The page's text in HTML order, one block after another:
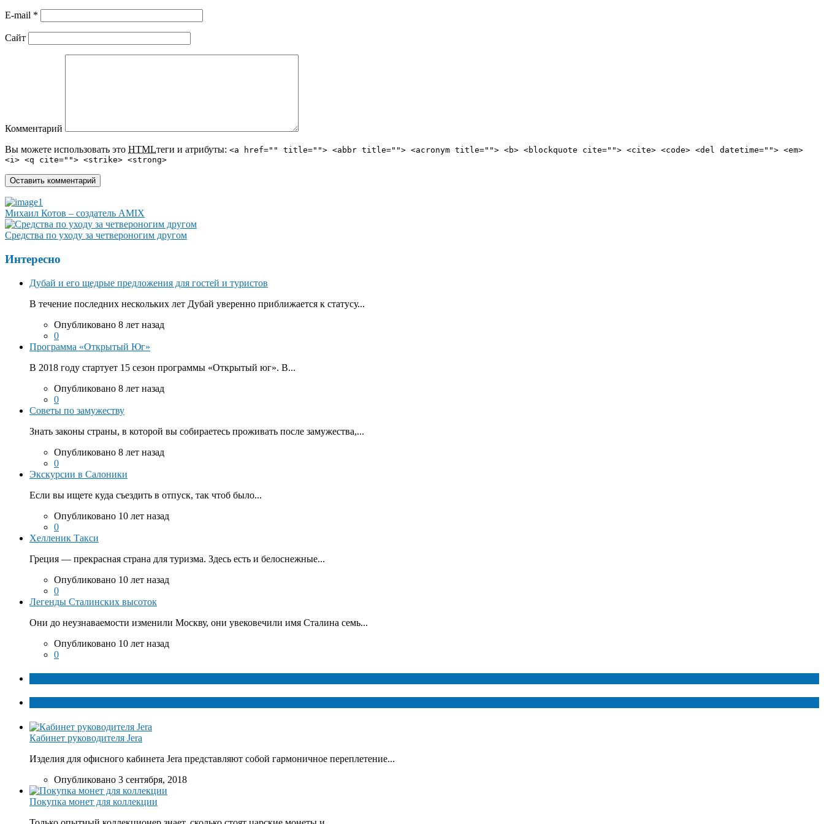
E-mail *
Сайт
Комментарий
Вы можете использовать это HTMLтеги и атрибуты: <a href="" title=""> <abbr title=""> <acronym title=""> <b> <blockquote cite=""> <cite> <code> <del datetime=""> <em>
<i> <q cite=""> <strike> <strong>
Михаил Котов – создатель AMIX
Средства по уходу за четвероногим другом
Интересно
Дубай и его щедрые предложения для гостей и туристов
В течение последних нескольких лет Дубай уверенно приближается к статусу...
Опубликовано 8 лет назад
0
Программа «Открытый Юг»
В 2018 году стартует 15 сезон программы «Открытый юг». В...
Опубликовано 8 лет назад
0
Советы по замужеству
Знать законы страны, в которой вы собираетесь проживать после замужества,...
Опубликовано 8 лет назад
0
Экскурсии в Салоники
Если вы ищете куда съездить в отпуск, так чтоб было...
Опубликовано 10 лет назад
0
Хелленик Такси
Греция — прекрасная страна для туризма. Здесь есть и белоснежные...
Опубликовано 10 лет назад
0
Легенды Сталинских высоток
Они до неузнаваемости изменили Москву, они увековечили имя Сталина семь...
Опубликовано 10 лет назад
0
Кабинет руководителя Jera
Изделия для офисного кабинета Jera представляют собой гармоничное переплетение...
Опубликовано 3 сентября, 2018
Покупка монет для коллекции